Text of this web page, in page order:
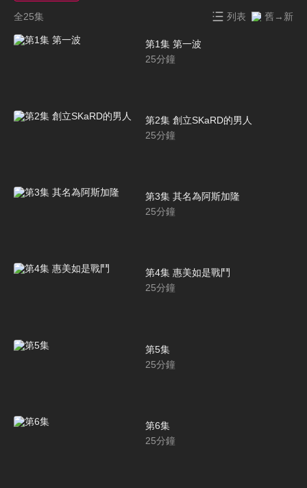
全25集 列表 舊→新
第1集 第一波
25分鐘
第2集 創立SKaRD的男人
25分鐘
第3集 其名為阿斯加隆
25分鐘
第4集 惠美如是戰鬥
25分鐘
第5集
25分鐘
第6集
25分鐘